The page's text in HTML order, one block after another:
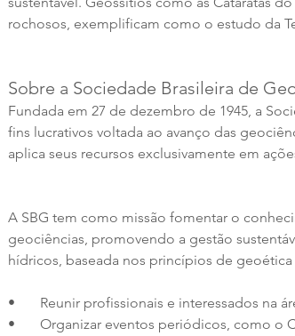
rochosos, exemplificam como o estudo da
Sobre a Sociedade Brasileira de
Fundada em 27 de dezembro de 1945, a
fins lucrativos voltada ao avanço das
aplica seus recursos exclusivamente em
A SBG tem como missão fomentar o
geociências, promovendo a gestão
hídricos, baseada nos princípios de
•       Reunir profissionais e interessados na
•       Organizar eventos periódicos, como o